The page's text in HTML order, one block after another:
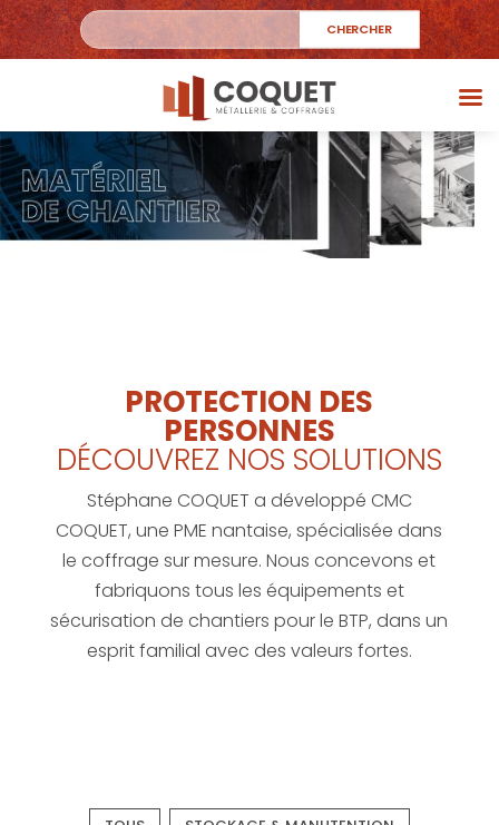
PROTECTION DES
PERSONNES
DÉCOUVREZ NOS SOLUTIONS
Stéphane COQUET a développé CMC
COQUET, une PME nantaise, spécialisée dans
le coffrage sur mesure. Nous concevons et
fabriquons tous les équipements et
sécurisation de chantiers pour le BTP, dans un
esprit familial avec des valeurs fortes.